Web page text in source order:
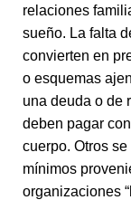
relaciones
sueño. La falta
convierten en
o esquemas
una deuda o de
deben pagar
cuerpo. Otros
mínimos
organizaciones